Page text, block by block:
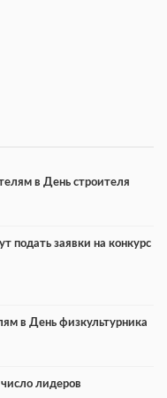
в День строителя
подать заявки на конкурс
в День физкультурника
лидеров